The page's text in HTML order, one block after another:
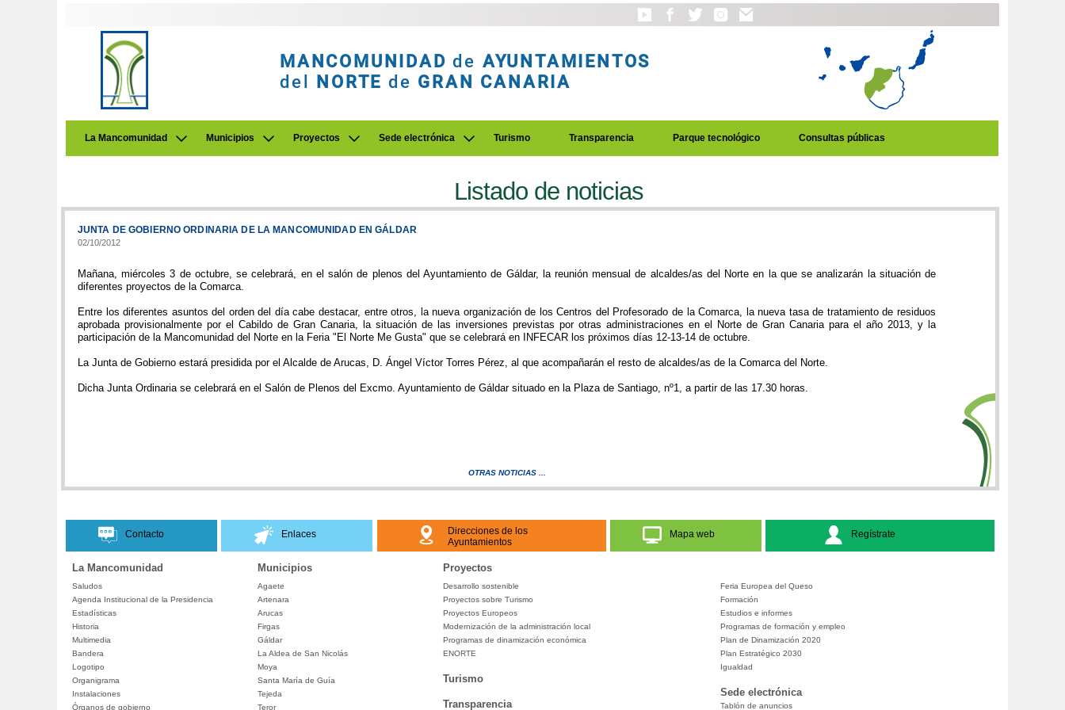
MANCOMUNIDAD de AYUNTAMIENTOS
del NORTE de GRAN CANARIA
La Mancomunidad Municipios Proyectos Sede electrónica Turismo Transparencia Parque tecnológico Consultas públicas
Listado de noticias
JUNTA DE GOBIERNO ORDINARIA DE LA MANCOMUNIDAD EN GÁLDAR
02/10/2012
Mañana, miércoles 3 de octubre, se celebrará, en el salón de plenos del Ayuntamiento de Gáldar, la reunión mensual de alcaldes/as del Norte en la que se analizarán la situación de
diferentes proyectos de la Comarca.
Entre los diferentes asuntos del orden del día cabe destacar, entre otros, la nueva organización de los Centros del Profesorado de la Comarca, la nueva tasa de tratamiento de residuos
aprobada provisionalmente por el Cabildo de Gran Canaria, la situación de las inversiones previstas por otras administraciones en el Norte de Gran Canaria para el año 2013, y la
participación de la Mancomunidad del Norte en la Feria "El Norte Me Gusta" que se celebrará en INFECAR los próximos días 12-13-14 de octubre.
La Junta de Gobierno estará presidida por el Alcalde de Arucas, D. Ángel Víctor Torres Pérez, al que acompañarán el resto de alcaldes/as de la Comarca del Norte.
Dicha Junta Ordinaria se celebrará en el Salón de Plenos del Excmo. Ayuntamiento de Gáldar situado en la Plaza de Santiago, nº1, a partir de las 17.30 horas.
OTRAS NOTICIAS ...
Contacto Enlaces
Direcciones de los
Ayuntamientos
Mapa web Regístrate
La Mancomunidad Municipios Proyectos
Saludos
Agenda Institucional de la Presidencia
Estadísticas
Historia
Multimedia
Bandera
Logotipo
Organigrama
Instalaciones
Órganos de gobierno
Agaete
Artenara
Arucas
Firgas
Gáldar
La Aldea de San Nicolás
Moya
Santa María de Guía
Tejeda
Teror
Desarrollo sostenible
Proyectos sobre Turismo
Proyectos Europeos
Modernización de la administración local
Programas de dinamización económica
ENORTE
Turismo
Transparencia
Feria Europea del Queso
Formación
Estudios e informes
Programas de formación y empleo
Plan de Dinamización 2020
Plan Estratégico 2030
Igualdad
Sede electrónica
Tablón de anuncios